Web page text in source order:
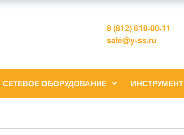
8 (812) 610-00-11
sale@y-ss.ru
СЕТЕВОЕ ОБОРУДОВАНИЕ ИНСТРУМЕНТ